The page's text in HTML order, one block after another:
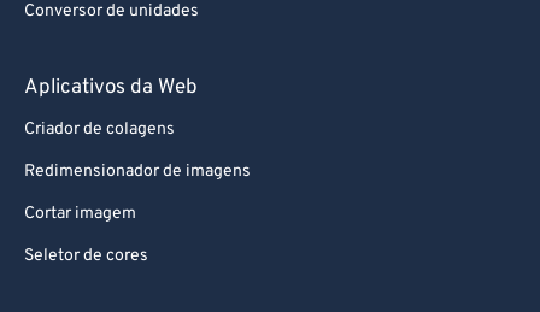
Conversor de unidades
Aplicativos da Web
Criador de colagens
Redimensionador de imagens
Cortar imagem
Seletor de cores